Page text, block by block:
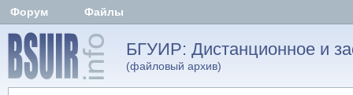
Форум Файлы
БГУИР: Дистанционное и
(файловый архив)